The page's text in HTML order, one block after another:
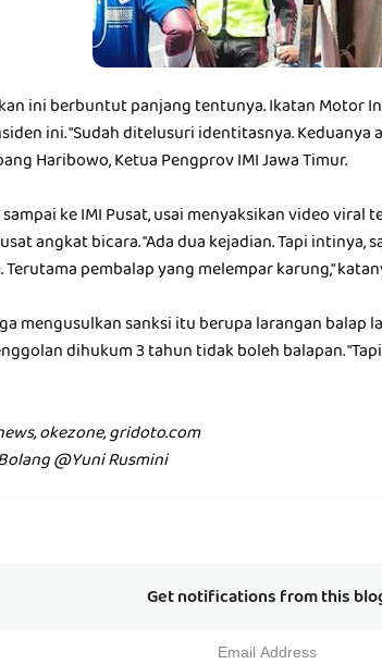
ini berbuntut panjang tentunya. Ikatan Motor
ini. "Sudah ditelusuri identitasnya.
Haribowo, Ketua Pengprov IMI Jawa Timur.
ke IMI Pusat, usai menyaksikan video viral
angkat bicara. "Ada dua kejadian. Tapi intinya,
pembalap yang melempar karung,"
mengusulkan sanksi itu berupa larangan balap
dihukum 3 tahun tidak boleh balapan.
okezone, gridoto.com
@Yuni Rusmini
Get notifications from this